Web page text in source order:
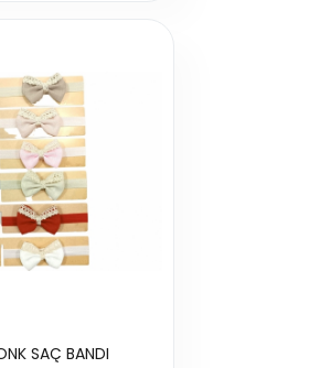
SAÇ BANDI